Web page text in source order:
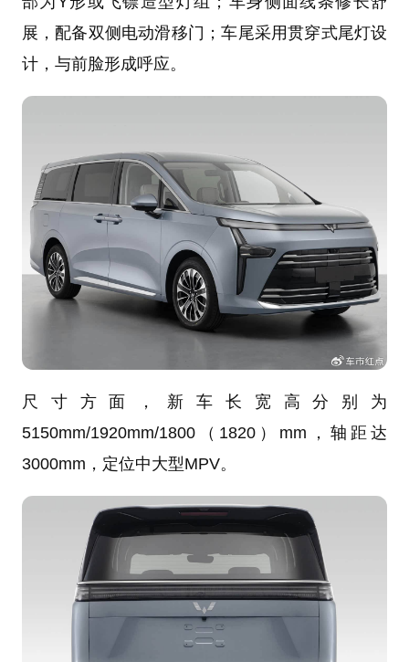
展，配备双侧电动滑移门；车尾采用贯穿式尾灯设
计，与前脸形成呼应。
尺寸方面，新车长宽高分别为
5150mm/1920mm/1800（1820）mm，轴距达
3000mm，定位中大型MPV。